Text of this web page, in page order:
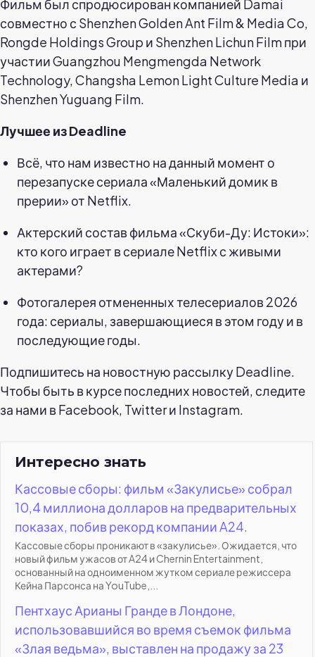
Фильм был спродюсирован компанией Damai
совместно с Shenzhen Golden Ant Film & Media Co,
Rongde Holdings Group и Shenzhen Lichun Film при
участии Guangzhou Mengmengda Network
Technology, Changsha Lemon Light Culture Media и
Shenzhen Yuguang Film.
Лучшее из Deadline
Всё, что нам известно на данный момент о
перезапуске сериала «Маленький домик в
прерии» от Netflix.
Актерский состав фильма «Скуби-Ду: Истоки»:
кто кого играет в сериале Netflix с живыми
актерами?
Фотогалерея отмененных телесериалов 2026
года: сериалы, завершающиеся в этом году и в
последующие годы.
Подпишитесь на новостную рассылку Deadline.
Чтобы быть в курсе последних новостей, следите
за нами в Facebook, Twitter и Instagram.
Интересно знать
Кассовые сборы: фильм «Закулисье» собрал
10,4 миллиона долларов на предварительных
показах, побив рекорд компании A24.
Кассовые сборы проникают в «закулисье». Ожидается, что
новый фильм ужасов от A24 и Chernin Entertainment,
основанный на одноименном жутком сериале режиссера
Кейна Парсонса на YouTube,...
Пентхаус Арианы Гранде в Лондоне,
использовавшийся во время съемок фильма
«Злая ведьма», выставлен на продажу за 23